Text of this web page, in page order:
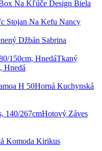
Na Kľúče Design Biela
Stojan Na Kefu Nancy
Džbán Sabrina
Tkaný
Hnedá
Horná Kuchynská
Hotový Záves
Komoda Kirikus